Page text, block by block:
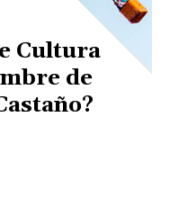
Cultura
de